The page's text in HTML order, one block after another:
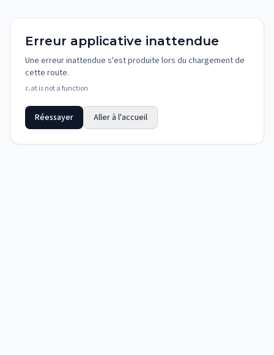
Erreur applicative inattendue
Une erreur inattendue s'est produite lors du chargement de
cette route.
c.at is not a function
Réessayer Aller à l'accueil